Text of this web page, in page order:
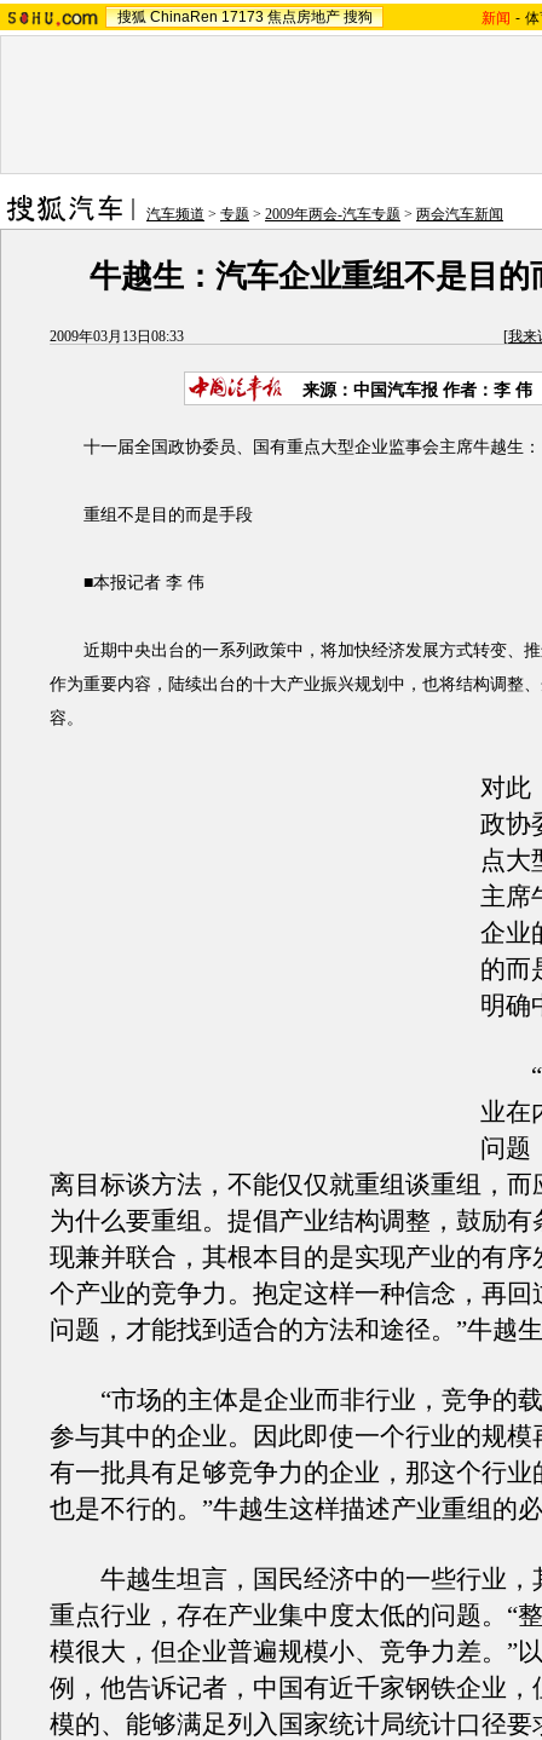
搜狐 ChinaRen 17173 焦点房地产 搜狗 新闻 -
汽车频道 > 专题 > 2009年两会-汽车专题 > 两会汽车新闻
牛越生：汽车企业重组不是目的
2009年03月13日08:33 [我来
来源：中国汽车报 作者：李 伟
十一届全国政协委员、国有重点大型企业监事会主席牛越生：
重组不是目的而是手段
■本报记者 李 伟
近期中央出台的一系列政策中，将加快经济发展方式转变、推
作为重要内容，陆续出台的十大产业振兴规划中，也将结构调整
容。
对此
政协
点大
主席
企业
的而
明确
“
业在
问题
离目标谈方法，不能仅仅就重组谈重组，而
为什么要重组。提倡产业结构调整，鼓励有
现兼并联合，其根本目的是实现产业的有序
个产业的竞争力。抱定这样一种信念，再回
问题，才能找到适合的方法和途径。”牛越
“市场的主体是企业而非行业，竞争的
参与其中的企业。因此即使一个行业的规模
有一批具有足够竞争力的企业，那这个行业
也是不行的。”牛越生这样描述产业重组的
牛越生坦言，国民经济中的一些行业，
重点行业，存在产业集中度太低的问题。“
模很大，但企业普遍规模小、竞争力差。”
例，他告诉记者，中国有近千家钢铁企业，
模的、能够满足列入国家统计局统计口径要